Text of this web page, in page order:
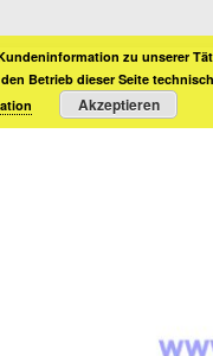
zu unserer
Betrieb dieser Seite
Akzeptieren